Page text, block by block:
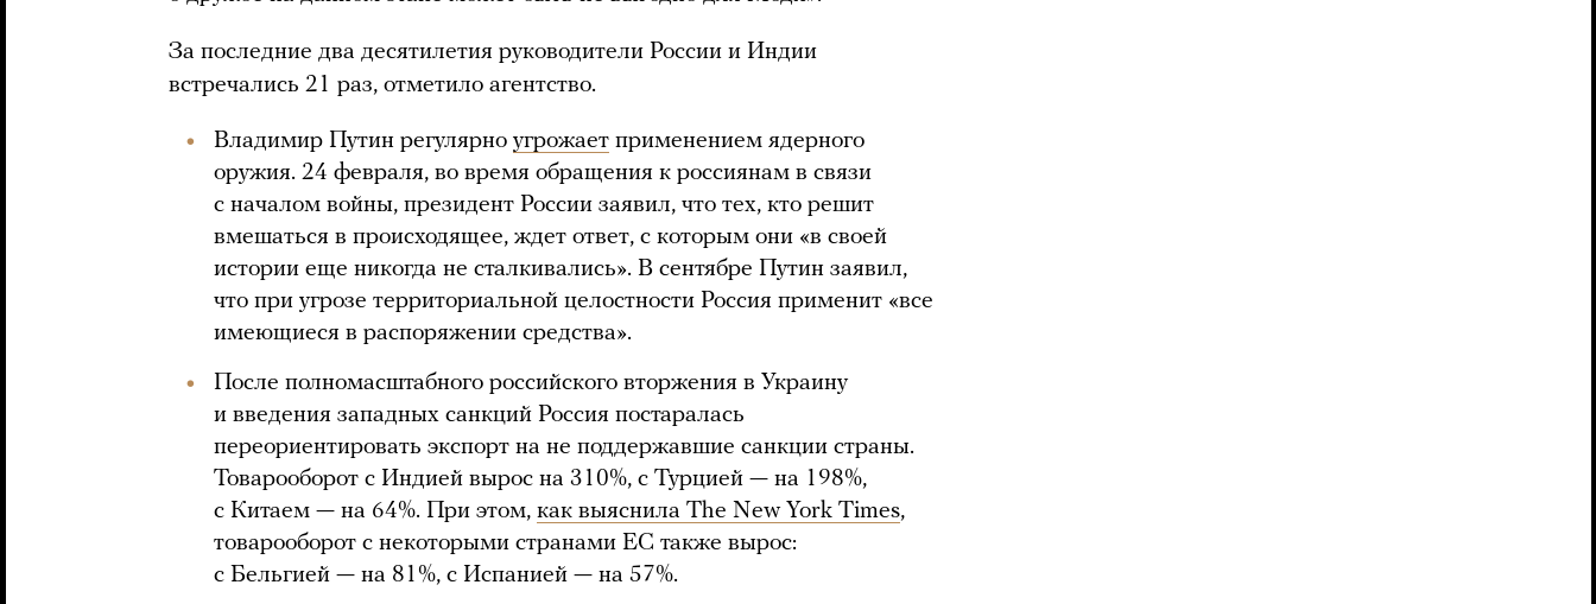
За последние два десятилетия руководители России и Индии
встречались 21 раз, отметило агентство.
Владимир Путин регулярно угрожает применением ядерного
оружия. 24 февраля, во время обращения к россиянам в связи
с началом войны, президент России заявил, что тех, кто решит
вмешаться в происходящее, ждет ответ, с которым они «в своей
истории еще никогда не сталкивались». В сентябре Путин заявил,
что при угрозе территориальной целостности Россия применит «все
имеющиеся в распоряжении средства».
После полномасштабного российского вторжения в Украину
и введения западных санкций Россия постаралась
переориентировать экспорт на не поддержавшие санкции страны.
Товарооборот с Индией вырос на 310%, с Турцией — на 198%,
с Китаем — на 64%. При этом, как выяснила The New York Times,
товарооборот с некоторыми странами ЕС также вырос:
с Бельгией — на 81%, с Испанией — на 57%.